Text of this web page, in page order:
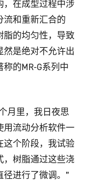
，在成型过程中涉
流和重新汇合的
脂的均匀性，导致
然是绝对不允许出
的MR-G系列中
月里，我日夜思
用流动分析软件一
这个阶段，我试验
，树脂通过这些浇
进行了微调。”